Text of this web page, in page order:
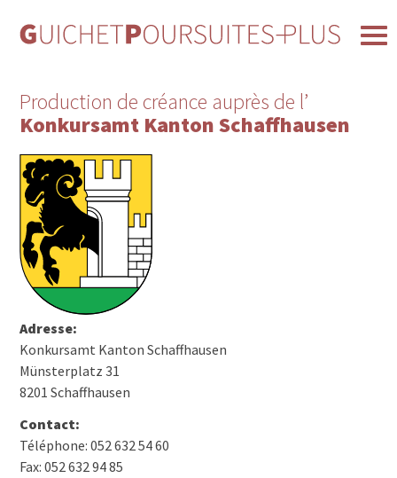
Production de créance auprès de l’
Konkursamt Kanton Schaffhausen
Adresse:
Konkursamt Kanton Schaffhausen
Münsterplatz 31
8201 Schaffhausen
Contact:
Téléphone: 052 632 54 60
Fax: 052 632 94 85